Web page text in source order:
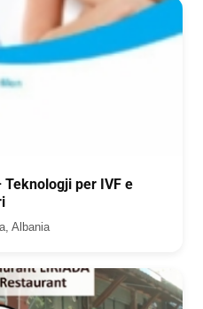
Teknologji per IVF e
Albania